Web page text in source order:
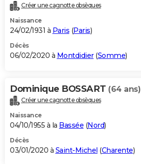
Créer une cagnotte obsèques
Naissance
24/02/1931 à Paris (Paris)
Décès
06/02/2020 à Montdidier(Somme)
Dominique BOSSART (64 ans)
Créer une cagnotte obsèques
Naissance
04/10/1955 à la Bassée (Nord)
Décès
03/01/2020 à Saint-Michel (Charente)